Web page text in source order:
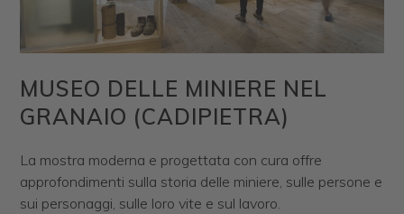
MUSEO DELLE MINIERE NEL
GRANAIO (CADIPIETRA)
La mostra moderna e progettata con cura offre
approfondimenti sulla storia delle miniere, sulle persone e
sui personaggi, sulle loro vite e sul lavoro.